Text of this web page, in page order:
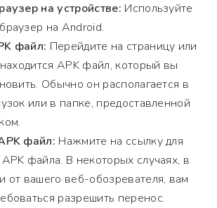
на устройстве: Используйте
на Android.
файл: Перейдите на страницу или
APK файл, который вы
Обычно он располагается в
или в папке, предоставленной
файл: Нажмите на ссылку для
файла. В некоторых случаях, в
от вашего веб-обозревателя, вам
разрешить перенос.